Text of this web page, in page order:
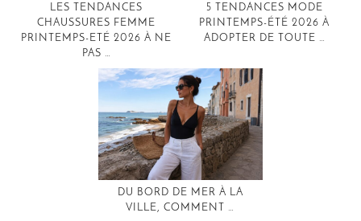
LES TENDANCES
CHAUSSURES FEMME
PRINTEMPS-ETÉ 2026 À NE
PAS …
5 TENDANCES MODE
PRINTEMPS-ÉTÉ 2026 À
ADOPTER DE TOUTE …
DU BORD DE MER À LA
VILLE, COMMENT …